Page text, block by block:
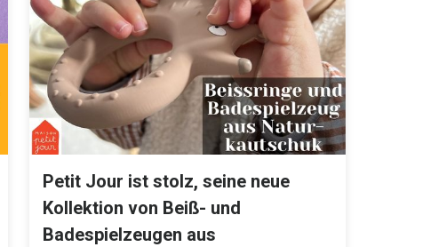
Petit Jour ist stolz, seine neue
Kollektion von Beiß- und
Badespielzeugen aus